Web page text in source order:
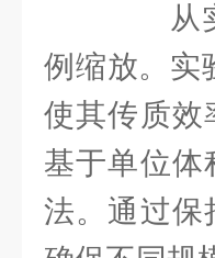
从实
例缩放。实
使其传质效
基于单位体
法。通过保